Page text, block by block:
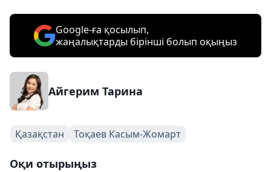
Google-ға қосылып,
жаңалықтарды бірінші болып оқыңыз
Айгерим Тарина
Қазақстан Тоқаев Касым-Жомарт
Оқи отырыңыз